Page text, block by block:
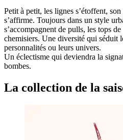
Petit à petit, les lignes s’étoffent, son
s’affirme. Toujours dans un style
s’accompagnent de pulls, les tops
chemisiers. Une diversité qui séduit
personnalités ou leurs univers.
Un éclectisme qui deviendra la
bombes.
La collection de la